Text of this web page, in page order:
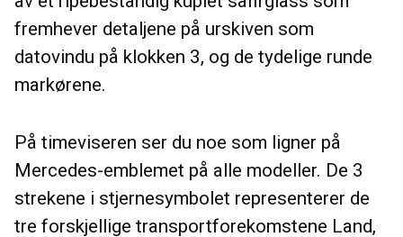
fremhever detaljene på urskiven som
datovindu på klokken 3, og de tydelige runde
markørene.
På timeviseren ser du noe som ligner på
Mercedes-emblemet på alle modeller. De 3
strekene i stjernesymbolet representerer de
tre forskjellige transportforekomstene Land,